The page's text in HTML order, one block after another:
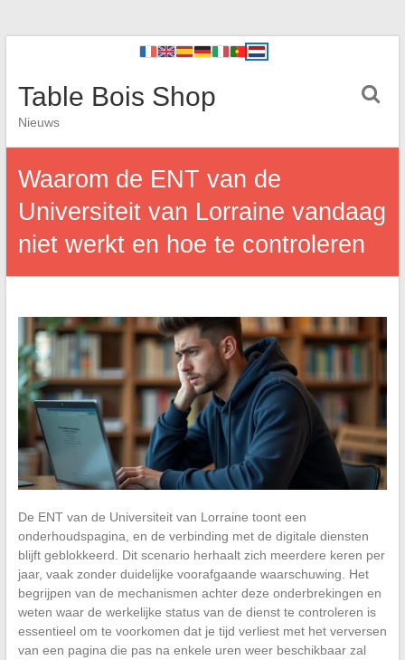
Table Bois Shop
Nieuws
Waarom de ENT van de
Universiteit van Lorraine vandaag
niet werkt en hoe te controleren
De ENT van de Universiteit van Lorraine toont een
onderhoudspagina, en de verbinding met de digitale diensten
blijft geblokkeerd. Dit scenario herhaalt zich meerdere keren per
jaar, vaak zonder duidelijke voorafgaande waarschuwing. Het
begrijpen van de mechanismen achter deze onderbrekingen en
weten waar de werkelijke status van de dienst te controleren is
essentieel om te voorkomen dat je tijd verliest met het verversen
van een pagina die pas na enkele uren weer beschikbaar zal